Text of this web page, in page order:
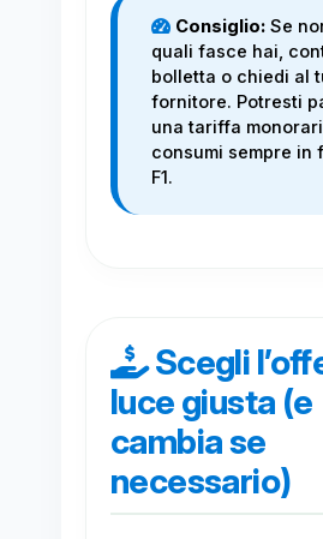
Consiglio:Se
quali fasce hai,
bolletta o chiedi al
fornitore. Potresti
una tariffa
consumi sempre in
F1.
Scegli
luce giusta (e
cambia se
necessario)